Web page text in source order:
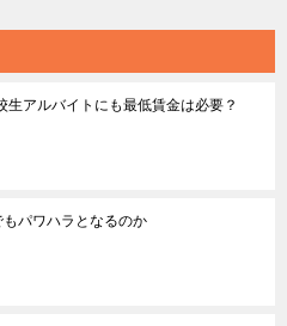
生アルバイトにも最低賃金は必要？
パワハラとなるのか